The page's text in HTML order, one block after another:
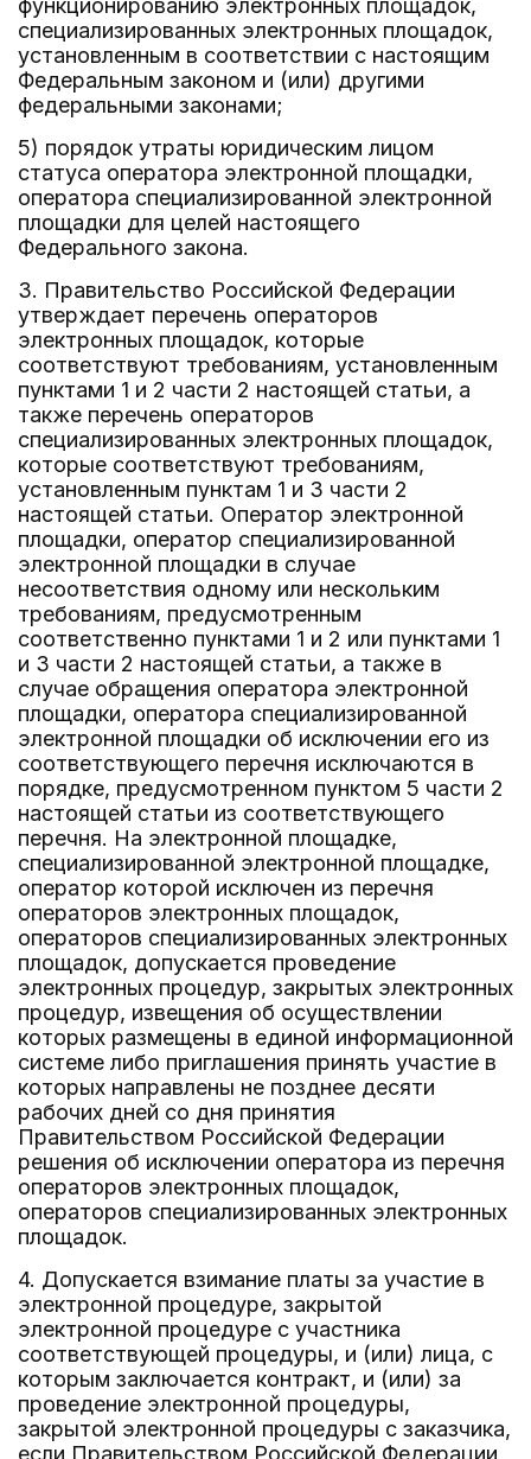
функционированию электронных площадок,
специализированных электронных площадок,
установленным в соответствии с настоящим
Федеральным законом и (или) другими
федеральными законами;
5) порядок утраты юридическим лицом
статуса оператора электронной площадки,
оператора специализированной электронной
площадки для целей настоящего
Федерального закона.
3. Правительство Российской Федерации
утверждает перечень операторов
электронных площадок, которые
соответствуют требованиям, установленным
пунктами 1 и 2 части 2 настоящей статьи, а
также перечень операторов
специализированных электронных площадок,
которые соответствуют требованиям,
установленным пунктам 1 и 3 части 2
настоящей статьи. Оператор электронной
площадки, оператор специализированной
электронной площадки в случае
несоответствия одному или нескольким
требованиям, предусмотренным
соответственно пунктами 1 и 2 или пунктами 1
и 3 части 2 настоящей статьи, а также в
случае обращения оператора электронной
площадки, оператора специализированной
электронной площадки об исключении его из
соответствующего перечня исключаются в
порядке, предусмотренном пунктом 5 части 2
настоящей статьи из соответствующего
перечня. На электронной площадке,
специализированной электронной площадке,
оператор которой исключен из перечня
операторов электронных площадок,
операторов специализированных электронных
площадок, допускается проведение
электронных процедур, закрытых электронных
процедур, извещения об осуществлении
которых размещены в единой информационной
системе либо приглашения принять участие в
которых направлены не позднее десяти
рабочих дней со дня принятия
Правительством Российской Федерации
решения об исключении оператора из перечня
операторов электронных площадок,
операторов специализированных электронных
площадок.
4. Допускается взимание платы за участие в
электронной процедуре, закрытой
электронной процедуре с участника
соответствующей процедуры, и (или) лица, с
которым заключается контракт, и (или) за
проведение электронной процедуры,
закрытой электронной процедуры с заказчика,
если Правительством Российской Федерации